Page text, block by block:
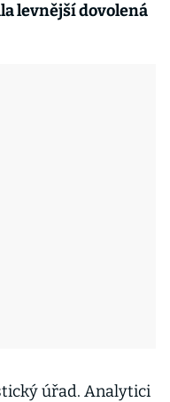
levnější dovolená
úřad. Analytici